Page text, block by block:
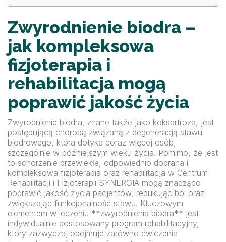
Zwyrodnienie biodra –
jak kompleksowa
fizjoterapia i
rehabilitacja mogą
poprawić jakość życia
Zwyrodnienie biodra, znane także jako koksartroza, jest
postępującą chorobą związaną z degeneracją stawu
biodrowego, która dotyka coraz więcej osób,
szczególnie w późniejszym wieku życia. Pomimo, że jest
to schorzenie przewlekłe, odpowiednio dobrana i
kompleksowa fizjoterapia oraz rehabilitacja w Centrum
Rehabilitacji i Fizjoterapii SYNERGIA mogą znacząco
poprawić jakość życia pacjentów, redukując ból oraz
zwiększając funkcjonalność stawu. Kluczowym
elementem w leczeniu **zwyrodnienia biodra** jest
indywidualnie dostosowany program rehabilitacyjny,
który zazwyczaj obejmuje zarówno ćwiczenia